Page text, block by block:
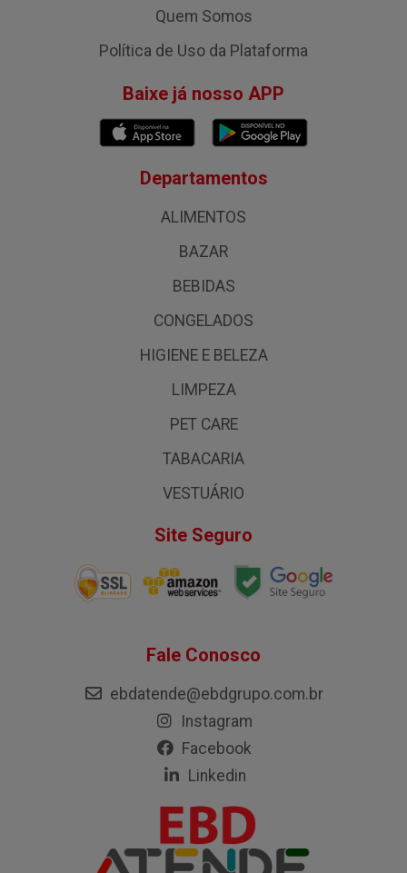
Quem Somos
Política de Uso da Plataforma
Baixe já nosso APP
Departamentos
ALIMENTOS
BAZAR
BEBIDAS
CONGELADOS
HIGIENE E BELEZA
LIMPEZA
PET CARE
TABACARIA
VESTUÁRIO
Site Seguro
Fale Conosco
ebdatende@ebdgrupo.com.br
Instagram
Facebook
Linkedin